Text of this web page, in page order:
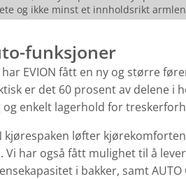
og ikke minst et innholdsrikt
funksjoner
EVION fått en ny og større
er det 60 prosent av delene i
og enkelt lagerhold for
kjørespaken løfter
Vi har også fått mulighet til å
i bakker, samt